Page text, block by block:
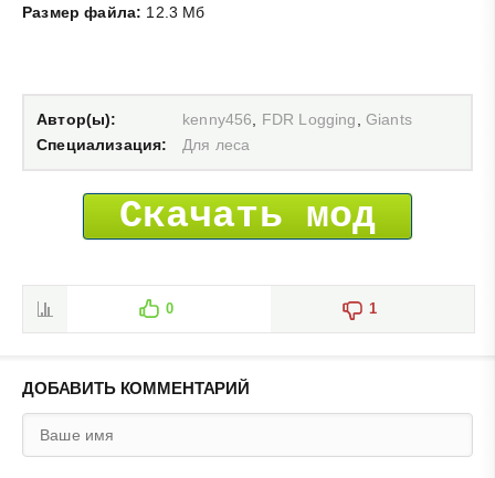
Размер файла: 12.3 Мб
Автор(ы): kenny456 FDR Logging
Giants
Специализация:
Для леса
Скачать мод
0 1
ДОБАВИТЬ КОММЕНТАРИЙ